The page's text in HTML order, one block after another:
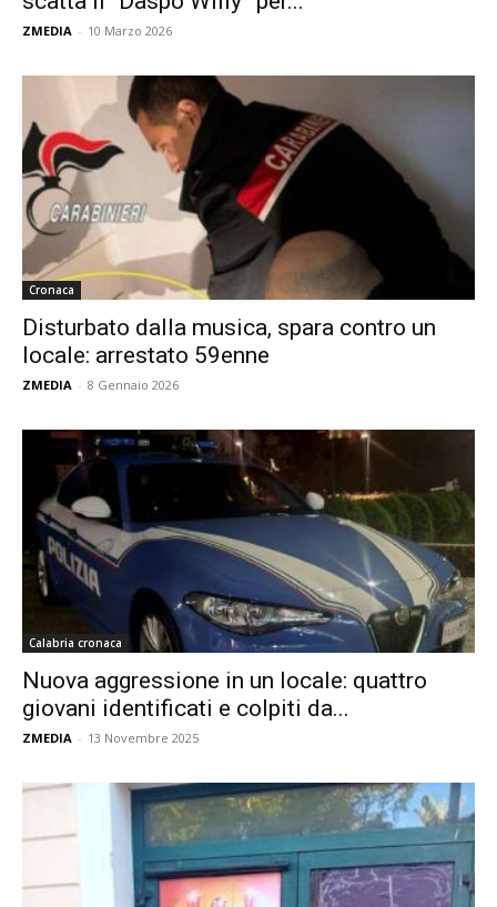
ZMEDIA - 10 Marzo 2026
Cronaca
Disturbato dalla musica, spara contro un
locale: arrestato 59enne
ZMEDIA - 8 Gennaio 2026
Calabria cronaca
Nuova aggressione in un locale: quattro
giovani identificati e colpiti da...
ZMEDIA - 13 Novembre 2025